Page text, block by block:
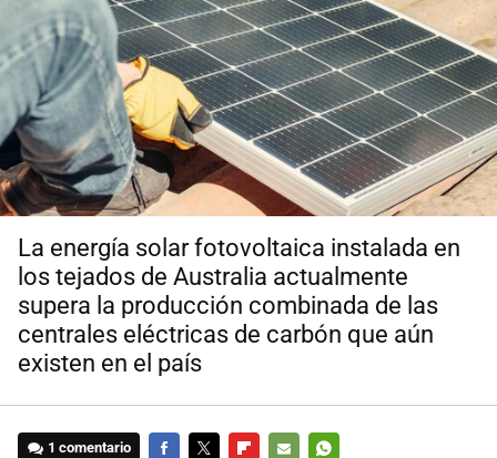
La energía solar fotovoltaica instalada en
los tejados de Australia actualmente
supera la producción combinada de las
centrales eléctricas de carbón que aún
existen en el país
1 comentario